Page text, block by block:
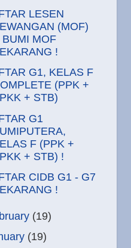
LESEN
(MOF)
BUMI MOF
!
G1, KELAS F
(PPK +
+ STB)
G1
F (PPK +
+ STB) !
CIDB G1 - G7
!
(19)
(19)